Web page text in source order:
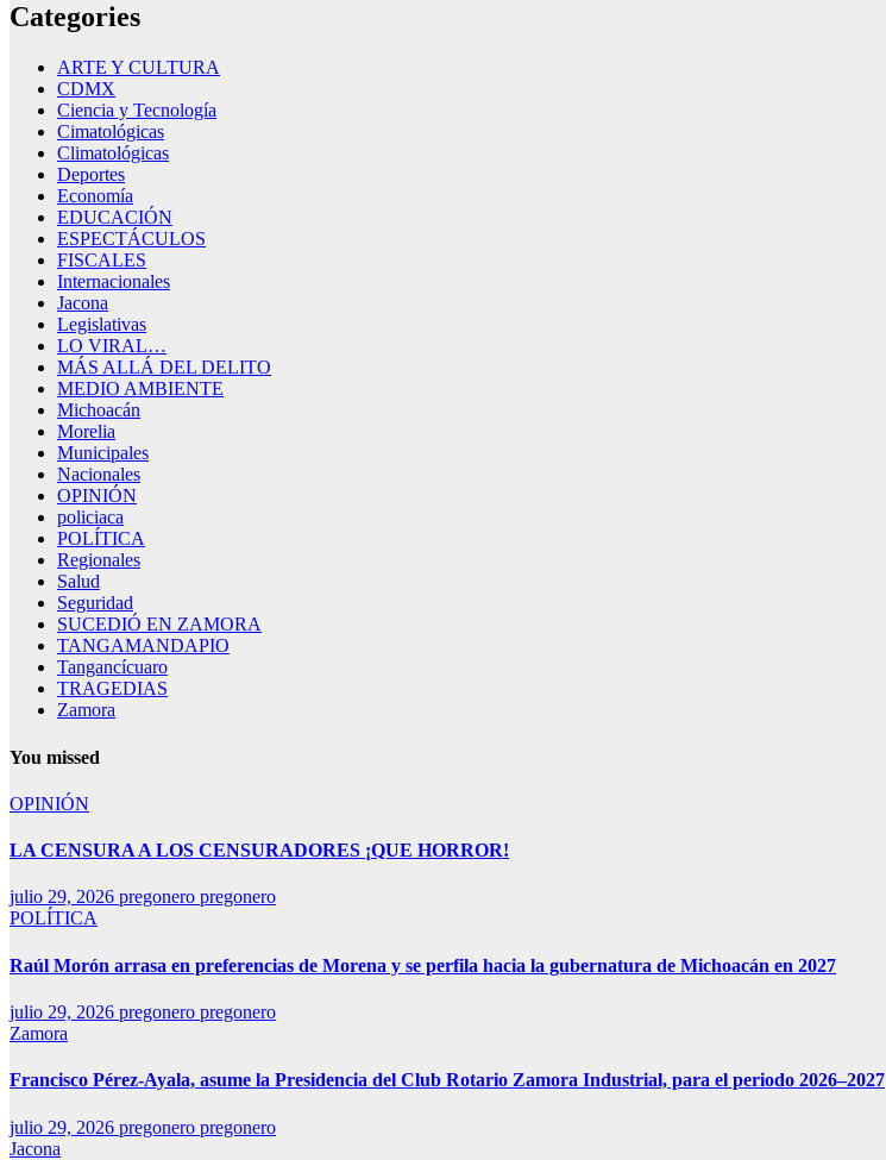
Categories
ARTE Y CULTURA
CDMX
Ciencia y Tecnología
Cimatológicas
Climatológicas
Deportes
Economía
EDUCACIÓN
ESPECTÁCULOS
FISCALES
Internacionales
Jacona
Legislativas
LO VIRAL…
MÁS ALLÁ DEL DELITO
MEDIO AMBIENTE
Michoacán
Morelia
Municipales
Nacionales
OPINIÓN
policiaca
POLÍTICA
Regionales
Salud
Seguridad
SUCEDIÓ EN ZAMORA
TANGAMANDAPIO
Tangancícuaro
TRAGEDIAS
Zamora
You missed
OPINIÓN
LA CENSURA A LOS CENSURADORES ¡QUE HORROR!
julio 29, 2026 pregonero pregonero
POLÍTICA
Raúl Morón arrasa en preferencias de Morena y se perfila hacia la gubernatura de Michoacán en 2027
julio 29, 2026 pregonero pregonero
Zamora
Francisco Pérez-Ayala, asume la Presidencia del Club Rotario Zamora Industrial, para el periodo 2026–2027
julio 29, 2026 pregonero pregonero
Jacona